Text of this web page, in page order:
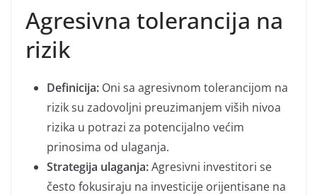
Agresivna tolerancija na
rizik
Definicija: Oni sa agresivnom tolerancijom na
rizik su zadovoljni preuzimanjem viših nivoa
rizika u potrazi za potencijalno većim
prinosima od ulaganja.
Strategija ulaganja:Agresivni investitori se
često fokusiraju na investicije orijentisane na